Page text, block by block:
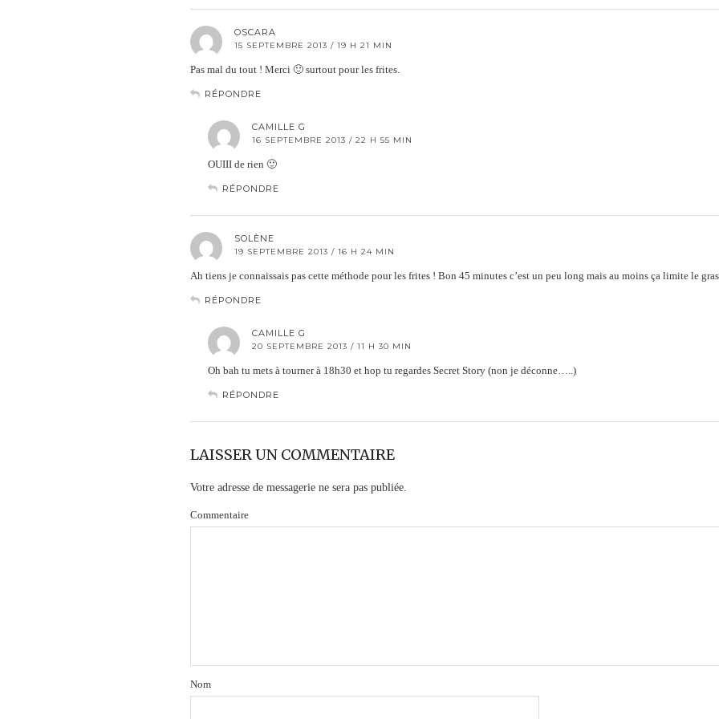
OSCARA
15 SEPTEMBRE 2013 / 19 H 21 MIN
Pas mal du tout ! Merci 🙂 surtout pour les frites.
RÉPONDRE
CAMILLE G
16 SEPTEMBRE 2013 / 22 H 55 MIN
OUIII de rien 🙂
RÉPONDRE
SOLÈNE
19 SEPTEMBRE 2013 / 16 H 24 MIN
Ah tiens je connaissais pas cette méthode pour les frites ! Bon 45 minutes c’est un peu long mais au moins ça limite le
RÉPONDRE
CAMILLE G
20 SEPTEMBRE 2013 / 11 H 30 MIN
Oh bah tu mets à tourner à 18h30 et hop tu regardes Secret Story (non je déconne…..)
RÉPONDRE
LAISSER UN COMMENTAIRE
Votre adresse de messagerie ne sera pas publiée.
Commentaire
Nom